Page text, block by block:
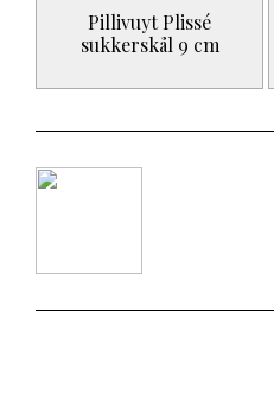
Pillivuyt Plissé
sukkerskål 9 cm